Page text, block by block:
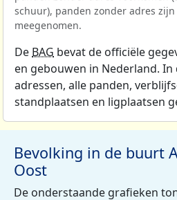
schuur), panden zonder adres
meegenomen.
De BAG bevat de officiële
en gebouwen in Nederland. In
adressen, alle panden,
standplaatsen en ligplaatsen
Bevolking in de buurt
Oost
De onderstaande grafieken